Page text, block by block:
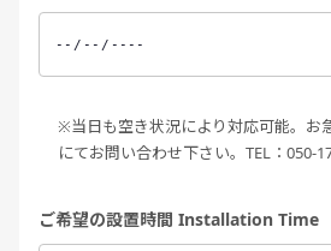
※当日も空き状況により対応可能。お
にてお問い合わせ下さい。TEL：050-
ご希望の設置時間 Installation Time